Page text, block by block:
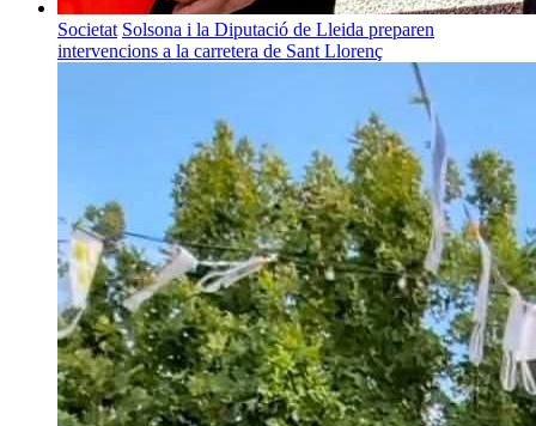
Societat Solsona i la Diputació de Lleida preparen
intervencions a la carretera de Sant Llorenç